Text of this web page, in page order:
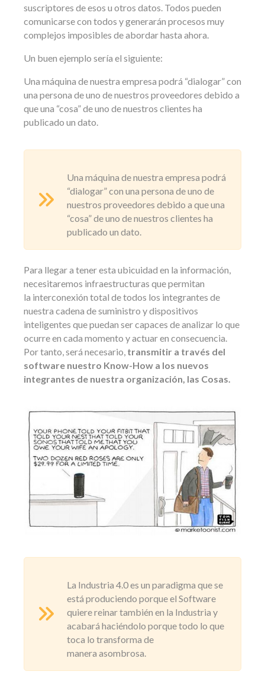
suscriptores de esos u otros datos. Todos pueden
comunicarse con todos y generarán procesos muy
complejos imposibles de abordar hasta ahora.
Un buen ejemplo sería el siguiente:
Una máquina de nuestra empresa podrá “dialogar” con
una persona de uno de nuestros proveedores debido a
que una “cosa” de uno de nuestros clientes ha
publicado un dato.
Una máquina de nuestra empresa podrá
“dialogar” con una persona de uno de
nuestros proveedores debido a que una
“cosa” de uno de nuestros clientes ha
publicado un dato.
Para llegar a tener esta ubicuidad en la información,
necesitaremos infraestructuras que permitan
la interconexión total de todos los integrantes de
nuestra cadena de suministro y dispositivos
inteligentes que puedan ser capaces de analizar lo que
ocurre en cada momento y actuar en consecuencia.
Por tanto, será necesario, transmitir a través del
software nuestro Know-How a los nuevos
integrantes de nuestra organización, las Cosas.
La Industria 4.0 es un paradigma que se
está produciendo porque el Software
quiere reinar también en la Industria y
acabará haciéndolo porque todo lo que
toca lo transforma de
manera asombrosa.